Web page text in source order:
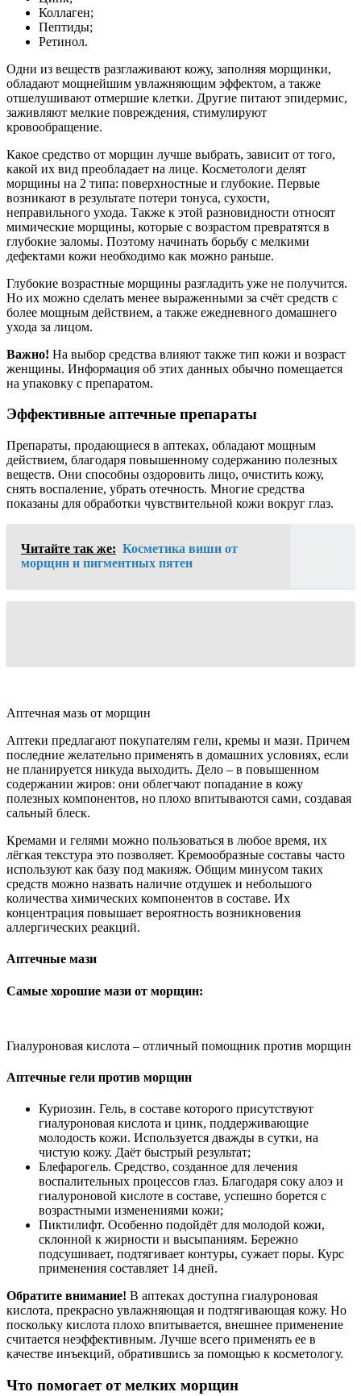
Коллаген;
Пептиды;
Ретинол.
Одни из веществ разглаживают кожу, заполняя морщинки,
обладают мощнейшим увлажняющим эффектом, а также
отшелушивают отмершие клетки. Другие питают эпидермис,
заживляют мелкие повреждения, стимулируют
кровообращение.
Какое средство от морщин лучше выбрать, зависит от того,
какой их вид преобладает на лице. Косметологи делят
морщины на 2 типа: поверхностные и глубокие. Первые
возникают в результате потери тонуса, сухости,
неправильного ухода. Также к этой разновидности относят
мимические морщины, которые с возрастом превратятся в
глубокие заломы. Поэтому начинать борьбу с мелкими
дефектами кожи необходимо как можно раньше.
Глубокие возрастные морщины разгладить уже не получится.
Но их можно сделать менее выраженными за счёт средств с
более мощным действием, а также ежедневного домашнего
ухода за лицом.
Важно! На выбор средства влияют также тип кожи и возраст
женщины. Информация об этих данных обычно помещается
на упаковку с препаратом.
Эффективные аптечные препараты
Препараты, продающиеся в аптеках, обладают мощным
действием, благодаря повышенному содержанию полезных
веществ. Они способны оздоровить лицо, очистить кожу,
снять воспаление, убрать отечность. Многие средства
показаны для обработки чувствительной кожи вокруг глаз.
Читайте так же: Косметика виши от
морщин и пигментных пятен
Аптечная мазь от морщин
Аптеки предлагают покупателям гели, кремы и мази. Причем
последние желательно применять в домашних условиях, если
не планируется никуда выходить. Дело – в повышенном
содержании жиров: они облегчают попадание в кожу
полезных компонентов, но плохо впитываются сами, создавая
сальный блеск.
Кремами и гелями можно пользоваться в любое время, их
лёгкая текстура это позволяет. Кремообразные составы часто
используют как базу под макияж. Общим минусом таких
средств можно назвать наличие отдушек и небольшого
количества химических компонентов в составе. Их
концентрация повышает вероятность возникновения
аллергических реакций.
Аптечные мази
Самые хорошие мази от морщин:
Гиалуроновая кислота – отличный помощник против морщин
Аптечные гели против морщин
Куриозин. Гель, в составе которого присутствуют
гиалуроновая кислота и цинк, поддерживающие
молодость кожи. Используется дважды в сутки, на
чистую кожу. Даёт быстрый результат;
Блефарогель. Средство, созданное для лечения
воспалительных процессов глаз. Благодаря соку алоэ и
гиалуроновой кислоте в составе, успешно борется с
возрастными изменениями кожи;
Пиктилифт. Особенно подойдёт для молодой кожи,
склонной к жирности и высыпаниям. Бережно
подсушивает, подтягивает контуры, сужает поры. Курс
применения составляет 14 дней.
Обратите внимание! В аптеках доступна гиалуроновая
кислота, прекрасно увлажняющая и подтягивающая кожу. Но
поскольку кислота плохо впитывается, внешнее применение
считается неэффективным. Лучше всего применять ее в
качестве инъекций, обратившись за помощью к косметологу.
Что помогает от мелких морщин